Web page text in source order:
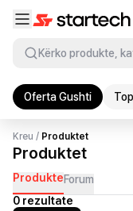
Kërko produkte,
Oferta Gushti
Kreu / Produktet
Produktet
ProdukteForum
0 rezultate